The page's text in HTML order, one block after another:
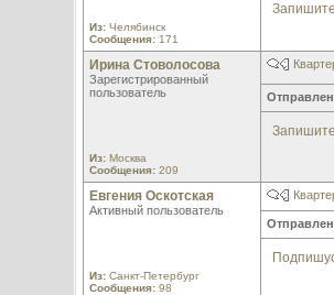
Из:Челябинск
Сообщения:171
Ирина Стоволосова
Зарегистрированный
пользователь
Из:Москва
Сообщения:209
Евгения Оскотская
Активный пользователь
Из:Санкт-Петербург
Сообщения:98